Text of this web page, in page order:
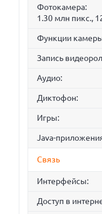
Фотокамера:
1.30 млн пикс.,
Функции
Запись
Аудио:
Диктофон:
Игры:
Java-
Связь
Интерфейсы:
Доступ в